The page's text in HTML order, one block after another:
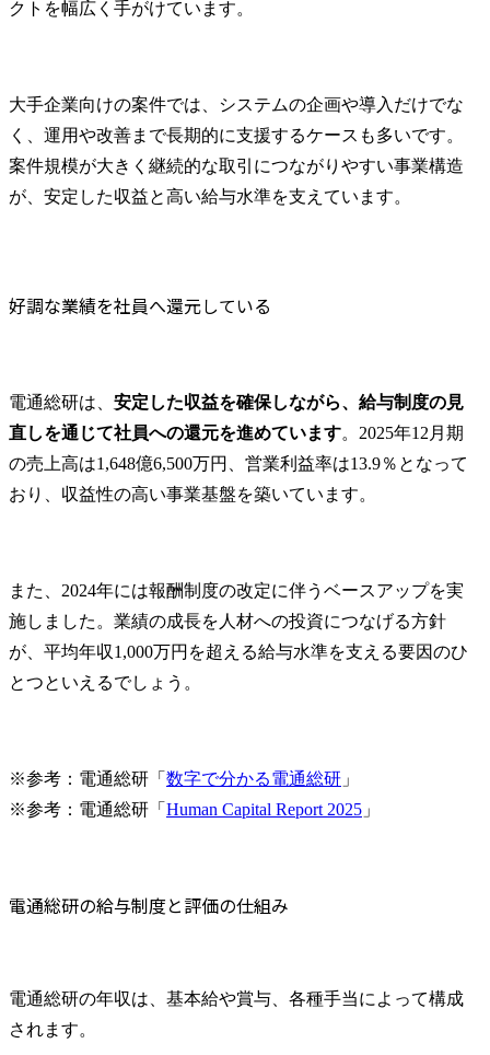
クトを幅広く手がけています。
大手企業向けの案件では、システムの企画や導入だけでな
く、運用や改善まで長期的に支援するケースも多いです。
案件規模が大きく継続的な取引につながりやすい事業構造
が、安定した収益と高い給与水準を支えています。
好調な業績を社員へ還元している
電通総研は、 安定した収益を確保しながら、給与制度の見
直しを通じて社員への還元を進めています。2025年12月期
の売上高は1,648億6,500万円、営業利益率は13.9％となって
おり、収益性の高い事業基盤を築いています。
また、2024年には報酬制度の改定に伴うベースアップを実
施しました。業績の成長を人材への投資につなげる方針
が、平均年収1,000万円を超える給与水準を支える要因のひ
とつといえるでしょう。
※参考：電通総研「 数字で分かる電通総研 」
※参考：電通総研「 Human Capital Report 2025 」
電通総研の給与制度と評価の仕組み
電通総研の年収は、基本給や賞与、各種手当によって構成
されます。